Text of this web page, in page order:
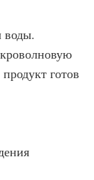
воды.
готов